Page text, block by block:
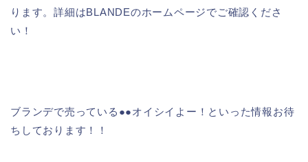
ります。詳細はBLANDEのホームページでご確認くださ
い！
ブランデで売っている●●オイシイよー！といった情報お待
ちしております！！